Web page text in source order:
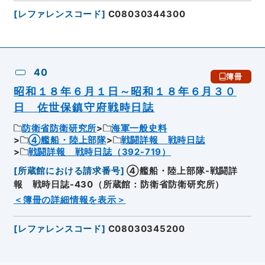
[レファレンスコード] C08030344300
40 簿冊
昭和１８年６月１日～昭和１８年６月３０
日 佐世保鎮守府戦時日誌
防衛省防衛研究所
海軍一般史料
④艦船・陸上部隊
戦闘詳報 戦時日誌
戦闘詳報 戦時日誌（392-719）
[所蔵館における請求番号] ④艦船・陸上部隊-戦闘詳
報 戦時日誌-430（所蔵館：防衛省防衛研究所）
＜簿冊の詳細情報を表示＞
[レファレンスコード] C08030345200